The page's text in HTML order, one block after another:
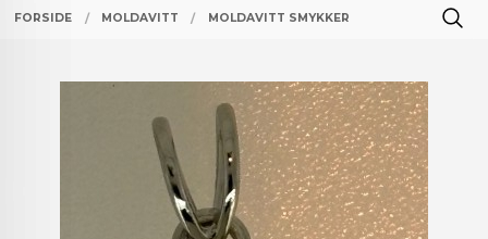
FORSIDE MOLDAVITT MOLDAVITT SMYKKER